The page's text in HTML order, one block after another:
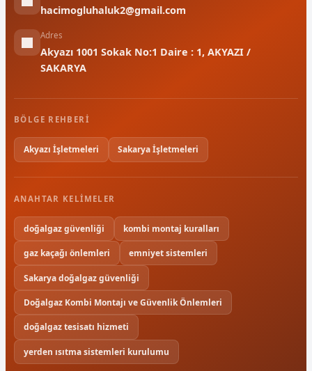
hacimogluhaluk2@gmail.com
Adres
Akyazı 1001 Sokak No:1 Daire : 1, AKYAZI /
SAKARYA
BÖLGE REHBERI
Akyazı İşletmeleri Sakarya İşletmeleri
ANAHTAR KELIMELER
doğalgaz güvenliği kombi montaj kuralları
gaz kaçağı önlemleri emniyet sistemleri
Sakarya doğalgaz güvenliği
Doğalgaz Kombi Montajı ve Güvenlik Önlemleri
doğalgaz tesisatı hizmeti
yerden ısıtma sistemleri kurulumu